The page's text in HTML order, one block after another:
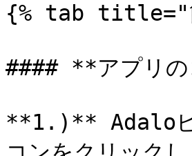
{% tab title="
#### **アプリ
**1.)** Adaloビ